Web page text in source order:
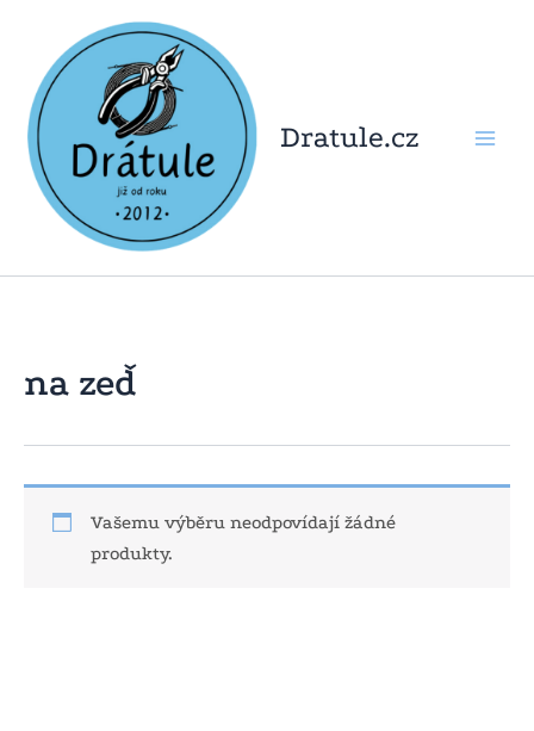
obsah
Dratule.cz
na zeď
Vašemu výběru neodpovídají žádné
produkty.